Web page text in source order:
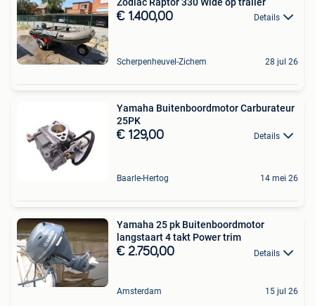
€ 1.400,00 Details
Scherpenheuvel-Zichem 28 jul 26
Yamaha Buitenboordmotor Carburateur
25PK
€ 129,00 Details
Baarle-Hertog 14 mei 26
Yamaha 25 pk Buitenboordmotor
langstaart 4 takt Power trim
€ 2.750,00 Details
Amsterdam 15 jul 26